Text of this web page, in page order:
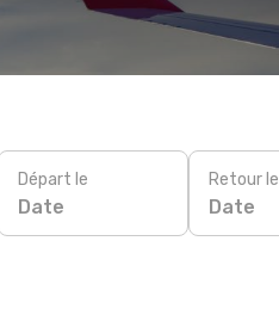
Départ le
Date
Retour le
Date